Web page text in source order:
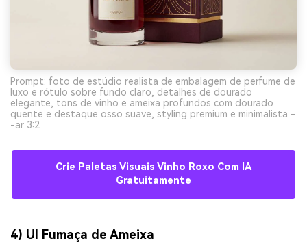
Prompt: foto de estúdio realista de embalagem de perfume de
luxo e rótulo sobre fundo claro, detalhes de dourado
elegante, tons de vinho e ameixa profundos com dourado
quente e destaque osso suave, styling premium e minimalista -
-ar 3:2
Crie Paletas Visuais Vinho Roxo Com IA
Gratuitamente
4) UI Fumaça de Ameixa